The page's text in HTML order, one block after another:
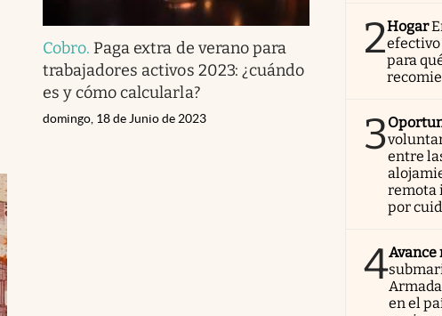
Cobro. Paga extra de verano para
trabajadores activos 2023: ¿cuándo
es y cómo calcularla?
domingo, 18 de Junio de 2023
2Hogar
para
3entre
remota
por
4
en el